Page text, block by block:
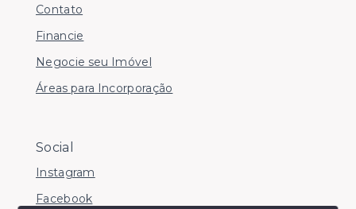
Contato
Financie
Negocie seu Imóvel
Áreas para Incorporação
Social
Instagram
Facebook